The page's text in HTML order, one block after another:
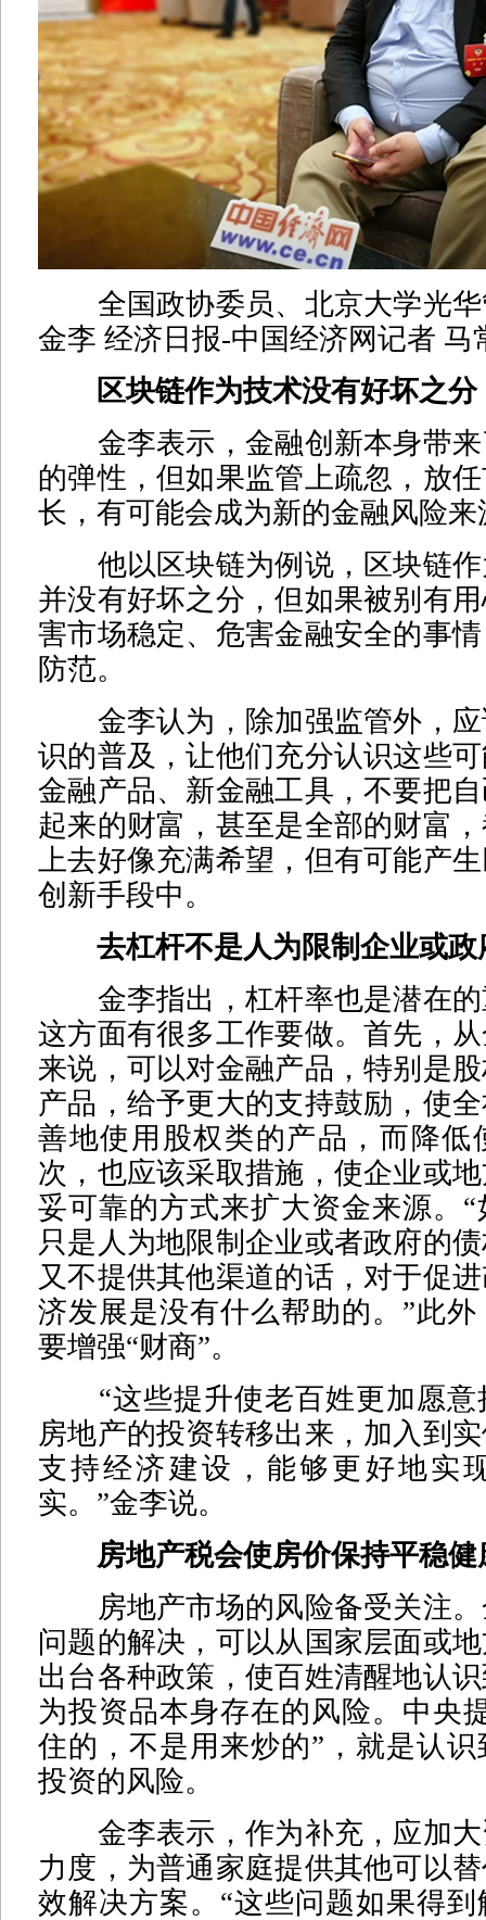
全国政协委员、北京大学光
金李 经济日报-中国经济网记者 马
区块链作为技术没有好坏之分
金李表示，金融创新本身带来
的弹性，但如果监管上疏忽，放
长，有可能会成为新的金融风险来
他以区块链为例说，区块链作
并没有好坏之分，但如果被别有
害市场稳定、危害金融安全的事
防范。
金李认为，除加强监管外，应
识的普及，让他们充分认识这些
金融产品、新金融工具，不要把
起来的财富，甚至是全部的财富
上去好像充满希望，但有可能产
创新手段中。
去杠杆不是人为限制企业或
金李指出，杠杆率也是潜在的
这方面有很多工作要做。首先，
来说，可以对金融产品，特别是
产品，给予更大的支持鼓励，使
善地使用股权类的产品，而降低
次，也应该采取措施，使企业或
妥可靠的方式来扩大资金来源。
只是人为地限制企业或者政府的
又不提供其他渠道的话，对于促
济发展是没有什么帮助的。”此
要增强“财商”。
“这些提升使老百姓更加愿意
房地产的投资转移出来，加入到
支持经济建设，能够更好地实
实。”金李说。
房地产税会使房价保持平稳健
房地产市场的风险备受关注。
问题的解决，可以从国家层面或
出台各种政策，使百姓清醒地认
为投资品本身存在的风险。中央
住的，不是用来炒的”，就是认
投资的风险。
金李表示，作为补充，应加大
力度，为普通家庭提供其他可以
效解决方案。“这些问题如果得